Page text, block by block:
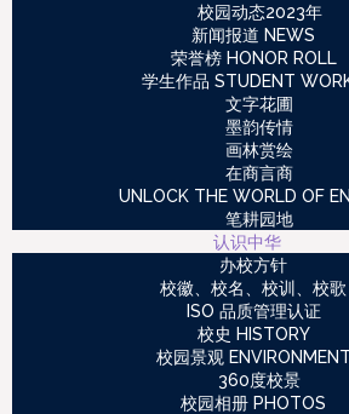
校园动态2023年
新闻报道 NEWS
荣誉榜 HONOR ROLL
学生作品 STUDENT
文字花圃
墨韵传情
画林赏绘
在商言商
UNLOCK THE WORLD OF
笔耕园地
认识中华
办校方针
校徽、校名、校训、校歌
ISO 品质管理认证
校史 HISTORY
校园景观 ENVIRONMENT
360度校景
校园相册 PHOTOS